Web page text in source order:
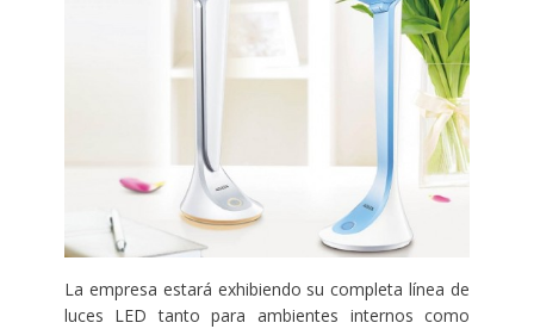
La empresa estará exhibiendo su completa línea de
luces LED tanto para ambientes internos como